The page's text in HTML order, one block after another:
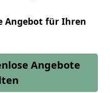
Angebot für Ihren
Angebote